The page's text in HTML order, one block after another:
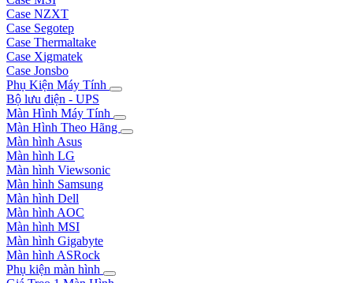
Case NZXT
Case Segotep
Case Thermaltake
Case Xigmatek
Case Jonsbo
Phụ Kiện Máy Tính
Bộ lưu điện - UPS
Màn Hình Máy Tính
Màn Hình Theo Hãng
Màn hình Asus
Màn hình LG
Màn hình Viewsonic
Màn hình Samsung
Màn hình Dell
Màn hình AOC
Màn hình MSI
Màn hình Gigabyte
Màn hình ASRock
Phụ kiện màn hình